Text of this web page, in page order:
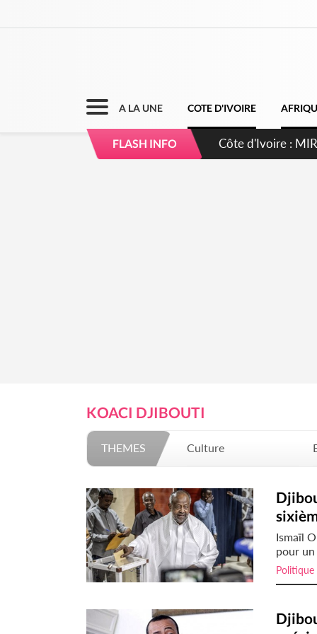
A LA UNE COTE D'IVOIRE
FLASH INFO Côte d'Ivoire :
KOACI DJIBOUTI
THEMES Culture
Ismaïl
pour
Politique